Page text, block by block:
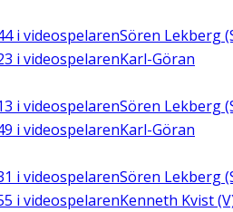
i videospelarenSören Lekberg
i videospelarenKarl-Göran
i videospelarenSören Lekberg
i videospelarenKarl-Göran
i videospelarenSören Lekberg
i videospelarenKenneth Kvist